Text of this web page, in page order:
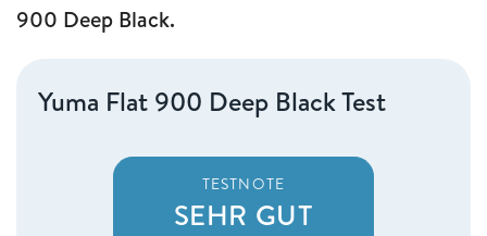
900 Deep Black.
Yuma Flat 900 Deep Black Test
TESTNOTE
SEHR GUT